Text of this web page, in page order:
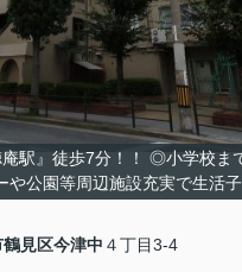
駅』徒歩7分！！ ◎小学校ま
公園等周辺施設充実で生活
鶴見区今津中 ４丁目3-4